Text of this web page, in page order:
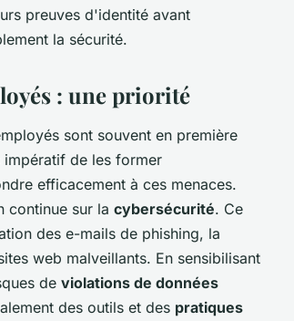
preuves d'identité avant
la sécurité.
: une priorité
sont souvent en première
impératif de les former
efficacement à ces menaces.
continue sur la cybersécurité. Ce
des e-mails de phishing, la
web malveillants. En sensibilisant
de violations de données
des outils et des pratiques